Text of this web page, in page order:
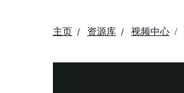
主页 资源库 视频中心